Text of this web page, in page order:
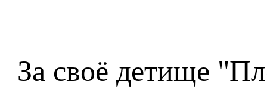
За своё детище